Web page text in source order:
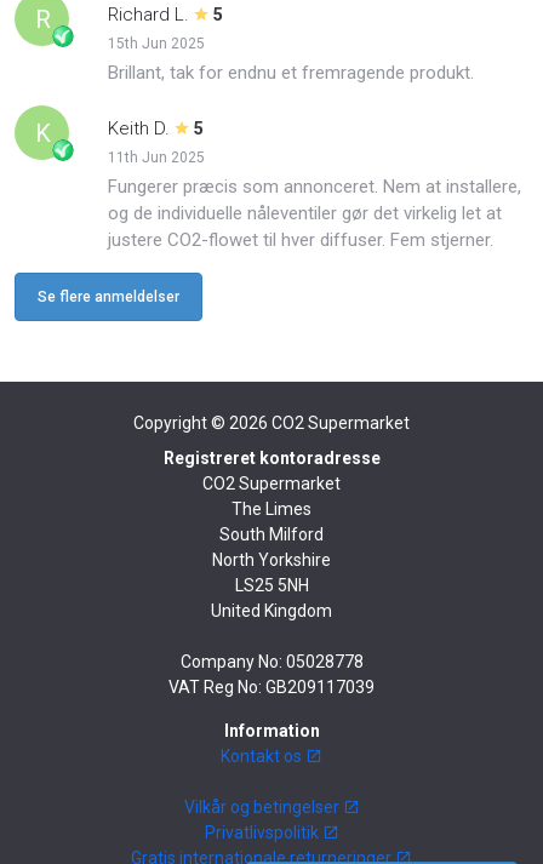
R Richard L. 5
15th Jun 2025
Brillant, tak for endnu et fremragende produkt.
K Keith D. 5
11th Jun 2025
Fungerer præcis som annonceret. Nem at installere,
og de individuelle nåleventiler gør det virkelig let at
justere CO2-flowet til hver diffuser. Fem stjerner.
Se flere anmeldelser
Copyright © 2026 CO2 Supermarket
Registreret kontoradresse
CO2 Supermarket
The Limes
South Milford
North Yorkshire
LS25 5NH
United Kingdom
Company No: 05028778
VAT Reg No: GB209117039
Information
Kontakt os
Vilkår og betingelser
Privatlivspolitik
Gratis internationale returneringer